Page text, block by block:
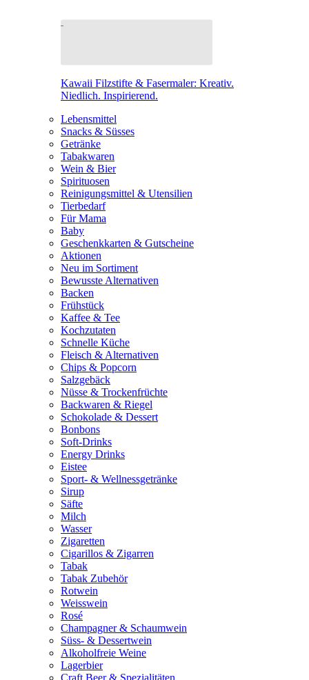
Kawaii Filzstifte & Fasermaler: Kreativ.
Niedlich. Inspirierend.
Lebensmittel
Snacks & Süsses
Getränke
Tabakwaren
Wein & Bier
Spirituosen
Reinigungsmittel & Utensilien
Tierbedarf
Für Mama
Baby
Geschenkkarten & Gutscheine
Aktionen
Neu im Sortiment
Bewusste Alternativen
Backen
Frühstück
Kaffee & Tee
Kochzutaten
Schnelle Küche
Fleisch & Alternativen
Chips & Popcorn
Salzgebäck
Nüsse & Trockenfrüchte
Backwaren & Riegel
Schokolade & Dessert
Bonbons
Soft-Drinks
Energy Drinks
Eistee
Sport- & Wellnessgetränke
Sirup
Säfte
Milch
Wasser
Zigaretten
Cigarillos & Zigarren
Tabak
Tabak Zubehör
Rotwein
Weisswein
Rosé
Champagner & Schaumwein
Süss- & Dessertwein
Alkoholfreie Weine
Lagerbier
Craft Beer & Spezialitäten